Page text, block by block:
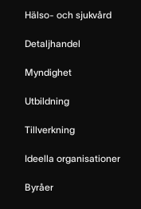
Hälso- och sjukvård
Detaljhandel
Myndighet
Utbildning
Tillverkning
Ideella organisationer
Byråer